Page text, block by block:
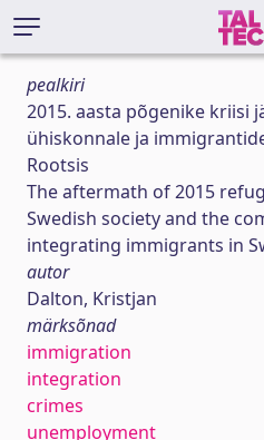
pealkiri
2015. aasta põgenike kriisi
ühiskonnale ja
Rootsis
The aftermath of 2015
Swedish society and the
integrating immigrants in
autor
Dalton, Kristjan
märksõnad
immigration
integration
crimes
unemployment